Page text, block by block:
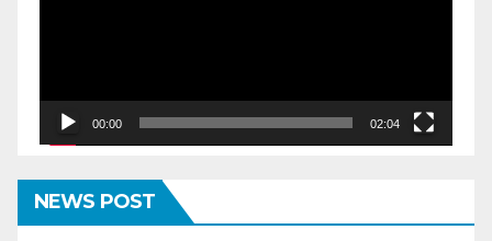
00:00 02:04
NEWS POST